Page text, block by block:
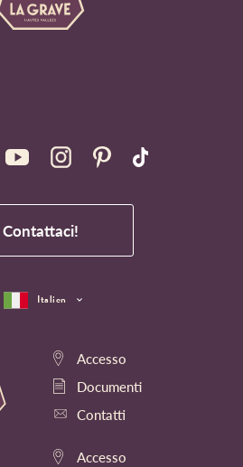
Contattaci!
Accesso
Documenti
Contatti
Accesso
Italien